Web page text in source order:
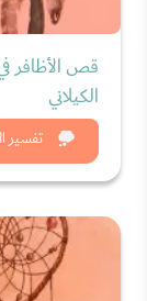
تفسير
قص الأظافر
الكيلاني